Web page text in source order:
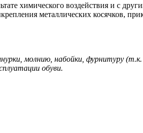
химического воздействия и с
металлических косячков,
молнию, набойки, фурнитуру
обуви.